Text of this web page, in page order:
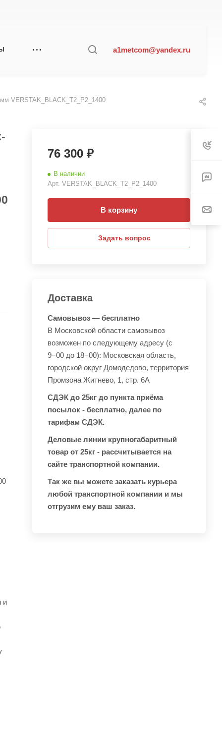
a1metcom@yandex.ru
VERSTAK_BLACK_Т2_Р2_1400
76 300 ₽
В наличии
Арт. VERSTAK_BLACK_Т2_Р2_1400
В корзину
Задать вопрос
Доставка
Самовывоз — бесплатно
В Московской области самовывоз
возможен по следующему адресу (с
9−00 до 18−00): Московская область,
городской округ Домодедово, территория
Промзона Житнево, 1, стр. 6А
СДЭК до 25кг до пункта приёма
посылок - бесплатно, далее по
тарифам СДЭК.
Деловые линии крупногабаритный
товар от 25кг - рассчитывается на
сайте транспортной компании.
Так же вы можете заказать курьера
любой транспортной компании и мы
отгрузим ему ваш заказ.
и